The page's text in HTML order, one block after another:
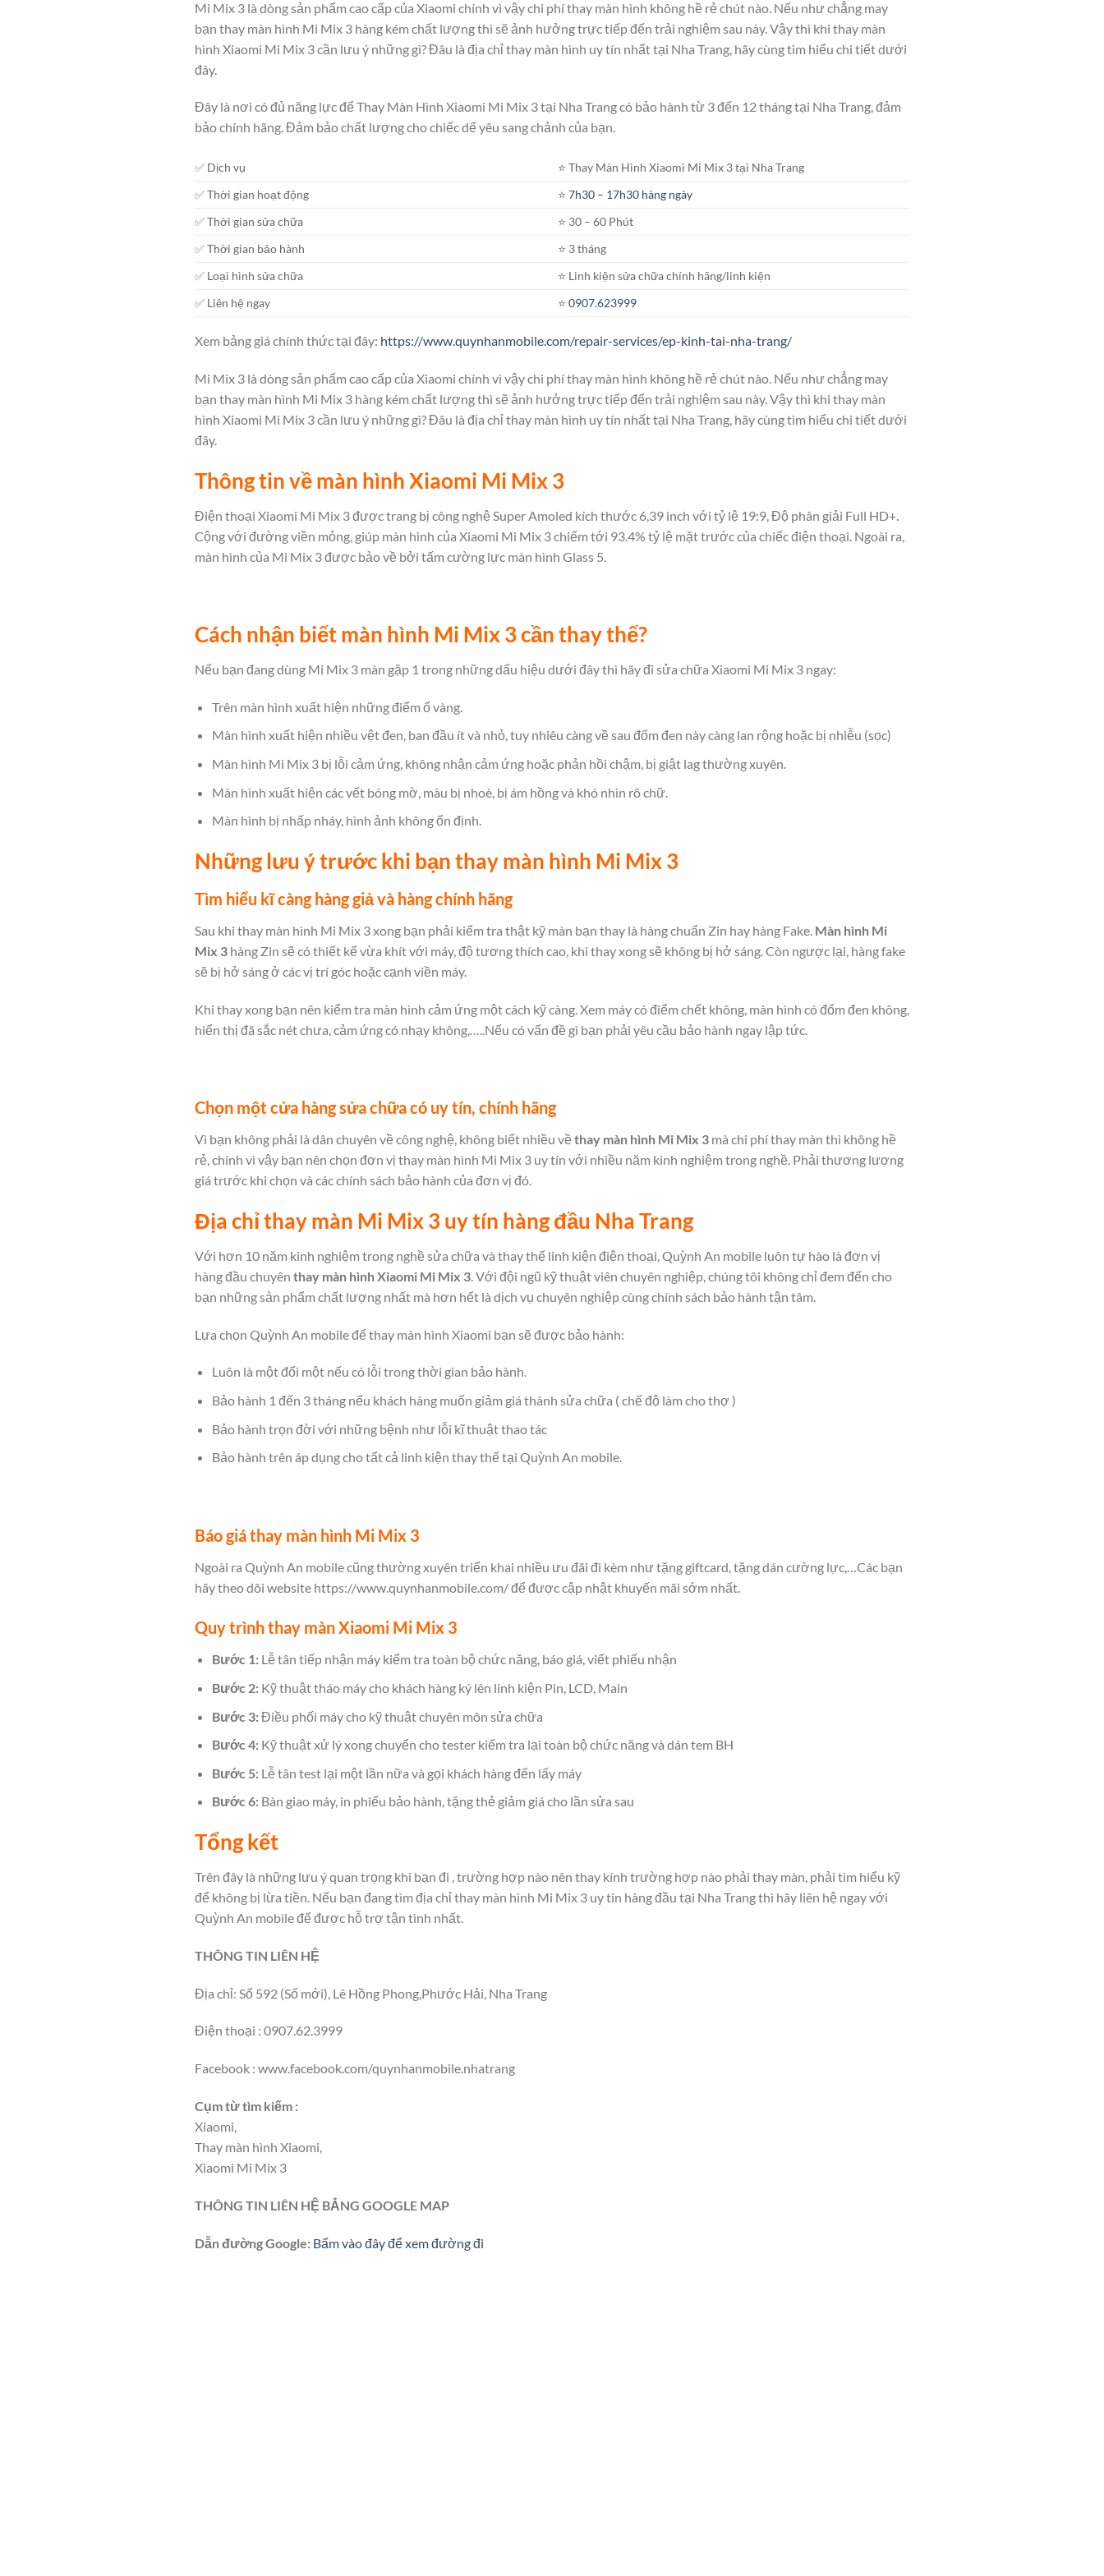
Mi Mix 3 là dòng sản phẩm cao cấp của Xiaomi chính vì vậy chi phíthay màn hình không hề rẻ chút nào. Nếu như chẳng may
bạn thay màn hình Mi Mix 3 hàng kém chất lượng thì sẽ ảnh hưởng trực tiếp đến trải nghiệm sau này. Vậy thì khi thay màn
hình Xiaomi Mi Mix 3cần lưu ý những gì? Đâu là địa chỉ thay màn hình uy tín nhất tại Nha Trang, hãy cùng tìm hiểu chi tiết dưới
đây.
Đây là nơi có đủ năng lực để Thay Màn Hình Xiaomi Mi Mix 3 tại Nha Trang có bảo hành từ 3 đến 12 tháng tại Nha Trang, đảm
bảo chính hãng. Đảm bảo chất lượng cho chiếc dế yêu sang chảnh của bạn.
✅ Dịch vụ
⭐️ Thay Màn Hình Xiaomi Mi Mix 3 tại Nha Trang
✅ Thời gian hoạt động
⭐️7h30 – 17h30 hàng ngày
✅ Thời gian sửa chữa
⭐️ 30 – 60 Phút
✅ Thời gian bảo hành
⭐️ 3 tháng
✅ Loại hình sửa chữa
⭐️ Linh kiện sửa chữa chính hãng/linh kiện
✅ Liên hệ ngay
⭐️0907.623999
Xem bảng giá chính thức tại đây: https://www.quynhanmobile.com/repair-services/ep-kinh-tai-nha-trang/
Mi Mix 3 là dòng sản phẩm cao cấp của Xiaomi chính vì vậy chi phíthay màn hình không hề rẻ chút nào. Nếu như chẳng may
bạn thay màn hình Mi Mix 3 hàng kém chất lượng thì sẽ ảnh hưởng trực tiếp đến trải nghiệm sau này.Vậy thì khi thay màn
hình Xiaomi Mi Mix 3cần lưu ý những gì? Đâu là địa chỉ thay màn hình uy tín nhất tại Nha Trang, hãy cùng tìm hiểu chi tiết dưới
đây.
Thông tin về màn hình Xiaomi Mi Mix 3
Điện thoại Xiaomi Mi Mix 3 được trang bị công nghệ Super Amoled kích thước 6,39 inch với tỷ lệ 19:9, Độ phân giải Full HD+.
Cộng với đường viền mỏng, giúp màn hình của Xiaomi Mi Mix 3 chiếm tới 93.4% tỷ lệ mặt trước của chiếc điện thoại. Ngoài ra,
màn hình của Mi Mix 3 được bảo về bởi tấm cường lực màn hình Glass 5.
Cách nhận biết màn hình Mi Mix 3 cần thay thế?
Nếu bạn đang dùng Mi Mix 3 màn gặp 1 trong những dấu hiệu dưới đây thì hãy đi sửa chữa Xiaomi Mi Mix 3 ngay:
Trên màn hình xuất hiện những điểm ố vàng.
Màn hình xuất hiện nhiều vệt đen, ban đầu ít và nhỏ, tuy nhiêu càng về sau đốm đen này càng lan rộng hoặc bị nhiễu (sọc)
Màn hình Mi Mix 3 bị lỗi cảm ứng, không nhận cảm ứng hoặc phản hồi chậm, bị giật lag thường xuyên.
Màn hình xuất hiện các vết bóng mờ, màu bị nhoè, bị ám hồng và khó nhìn rõ chữ.
Màn hình bị nhấp nháy, hình ảnh không ổn định.
Những lưu ý trước khi bạn thay màn hình Mi Mix 3
Tìm hiểu kĩ càng hàng giả và hàng chính hãng
Sau khi thay màn hình Mi Mix 3 xong bạn phải kiểm tra thật kỹ màn bạn thay là hàng chuẩn Zin hay hàng Fake. Màn hình Mi
Mix 3 hàng Zin sẽ có thiết kế vừa khít với máy, độ tương thích cao, khi thay xong sẽ không bị hở sáng. Còn ngược lại, hàng fake
sẽ bị hở sáng ở các vị trí góc hoặc cạnh viền máy.
Khi thay xong bạn nên kiểm tra màn hình cảm ứng một cách kỹ càng. Xem máy có điểm chết không, màn hình có đốm đen không,
hiển thị đã sắc nét chưa, cảm ứng có nhạy không,…..Nếu có vấn đề gì bạn phải yêu cầu bảo hành ngay lập tức.
Chọn một cửa hàng sửa chữa có uy tín, chính hãng
Vì bạn không phải là dân chuyên về công nghệ, không biết nhiều về thay màn hình Mi Mix 3 mà chi phí thay màn thì không hề
rẻ, chính vì vậy bạn nên chọn đơn vị thay màn hình Mi Mix 3 uy tín với nhiều năm kinh nghiệm trong nghề. Phải thương lượng
giá trước khi chọn và các chính sách bảo hành của đơn vị đó.
Địa chỉ thay màn Mi Mix 3 uy tín hàng đầu Nha Trang
Với hơn 10 năm kinh nghiệm trong nghề sửa chữa và thay thế linh kiện điện thoại, Quỳnh An mobile luôn tự hào là đơn vị
hàng đầu chuyên thay màn hình Xiaomi Mi Mix 3 . Với đội ngũ kỹ thuật viên chuyên nghiệp, chúng tôi không chỉ đem đến cho
bạn những sản phẩm chất lượng nhất mà hơn hết là dịch vụ chuyên nghiệp cùng chính sách bảo hành tận tâm.
Lựa chọn Quỳnh An mobile để thay màn hình Xiaomi bạn sẽ được bảo hành:
Luôn là một đổi một nếu có lỗi trong thời gian bảo hành.
Bảo hành 1 đến 3 tháng nếu khách hàng muốn giảm giá thành sửa chữa ( chế độ làm cho thợ )
Bảo hành trọn đời với những bệnh như lỗi kĩ thuật thao tác
Bảo hành trên áp dụng cho tất cả linh kiện thay thế tại Quỳnh An mobile.
Báo giá thay màn hình Mi Mix 3
Ngoài ra Quỳnh An mobile cũng thường xuyên triển khai nhiều ưu đãi đi kèm như tặng giftcard, tặng dán cường lực,…Các bạn
hãy theo dõi website https://www.quynhanmobile.com/để được cập nhật khuyến mãi sớm nhất.
Quy trình thay màn Xiaomi Mi Mix 3
Bước 1:Lễ tân tiếp nhận máy kiểm tra toàn bộ chức năng, báo giá, viết phiếu nhận
Bước 2:Kỹ thuật tháo máy cho khách hàng ký lên linh kiện Pin, LCD, Main
Bước 3:Điều phối máy cho kỹ thuật chuyên môn sửa chữa
Bước 4:Kỹ thuật xử lý xong chuyển cho tester kiểm tra lại toàn bộ chức năng và dán tem BH
Bước 5:Lễ tân test lại một lần nữa và gọi khách hàng đến lấy máy
Bước 6:Bàn giao máy, in phiếu bảo hành, tặng thẻ giảm giá cho lần sửa sau
Tổng kết
Trên đây là những lưu ý quan trọng khi bạn đi , trường hợp nào nên thay kính trường hợp nào phải thay màn, phải tìm hiểu kỹ
để không bị lừa tiền. Nếu bạn đang tìm địa chỉ thay màn hình Mi Mix 3 uy tin hàng đầu tại Nha Trang thì hãy liên hệ ngay với
Quỳnh An mobile để được hỗ trợ tận tình nhất.
THÔNG TIN LIÊN HỆ
Địa chỉ: Số 592 (Số mới), Lê Hồng Phong,Phước Hải, Nha Trang
Điện thoại : 0907.62.3999
Facebook : www.facebook.com/quynhanmobile.nhatrang
Cụm từ tìm kiếm :
Xiaomi,
Thay màn hình Xiaomi,
Xiaomi Mi Mix 3
THÔNG TIN LIÊN HỆ BẲNG GOOGLE MAP
Dẫn đường Google: Bấm vào đây để xem đường đi